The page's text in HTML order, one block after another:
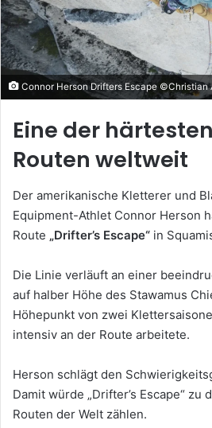
Connor Herson Drifters Escape ©Christian
Eine der
Routen weltweit
Der amerikanische Kletterer und
Equipment-Athlet Connor Herson
Route „Drifter’s Escape“ in
Die Linie verläuft an einer
auf halber Höhe des Stawamus
Höhepunkt von zwei
intensiv an der Route arbeitete.
Herson schlägt den
Damit würde „Drifter’s Escape“
Routen der Welt zählen.